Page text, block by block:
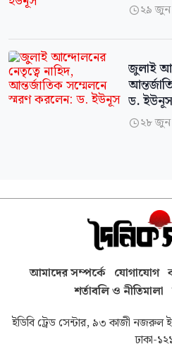
২৯
জুলাই
ড. ইউনূস
২৮
আমাদের সম্পর্কে যোগাযোগ
শর্তাবলি ও নীতিমালা
ইডিবি ট্রেড সেন্টার, ৯৩ কাজী নজরুল
ঢাকা-